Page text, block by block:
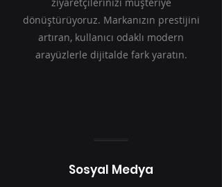
dönüştürüyoruz. Markanızın prestijini
artıran, kullanıcı odaklı modern
arayüzlerle dijitalde fark yaratın.
Sosyal Medya